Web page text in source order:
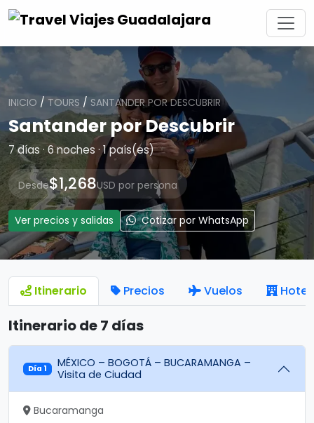
INICIO / TOURS / SANTANDER POR DESCUBRIR
Santander por Descubrir
7 días · 6 noches · 1 país(es)
Desde$1,268USD por persona
Ver precios y salidas Cotizar por WhatsApp
Itinerario Precios Vuelos
Itinerario de 7 días
Día 1
MÉXICO – BOGOTÁ – BUCARAMANGA –
Visita de Ciudad
Bucaramanga